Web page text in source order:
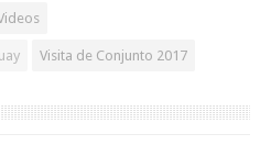
Visita de Conjunto 2017